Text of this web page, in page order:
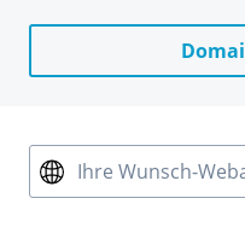
Ihre Wunsch-